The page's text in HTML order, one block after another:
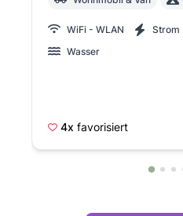
WiFi - WLAN
Strom
Wasser
4x favorisiert